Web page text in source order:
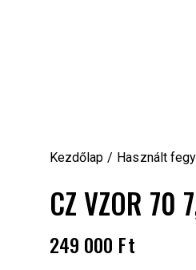
Kezdőlap Használt
CZ VZOR 70
249 000 Ft